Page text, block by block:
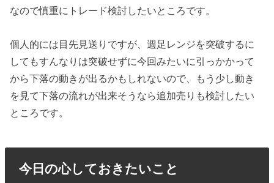
なので慎重にトレード検討したいところです。
個人的には目先見送りですが、週足レンジを突破するに
してもすんなりは突破せずに今回みたいに引っかかって
から下落の動きが出るかもしれないので、もう少し動き
を見て下落の流れが出来そうなら追加売りも検討したい
ところです。
今日の心しておきたいこと